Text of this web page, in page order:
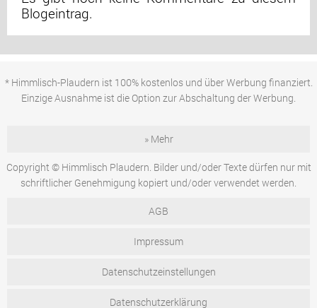
Blogeintrag.
* Himmlisch-Plaudern ist 100% kostenlos und über Werbung finanziert.
Einzige Ausnahme ist die Option zur Abschaltung der Werbung.
» Mehr
Copyright © Himmlisch Plaudern. Bilder und/oder Texte dürfen nur mit
schriftlicher Genehmigung kopiert und/oder verwendet werden.
AGB
Impressum
Datenschutzeinstellungen
Datenschutzerklärung